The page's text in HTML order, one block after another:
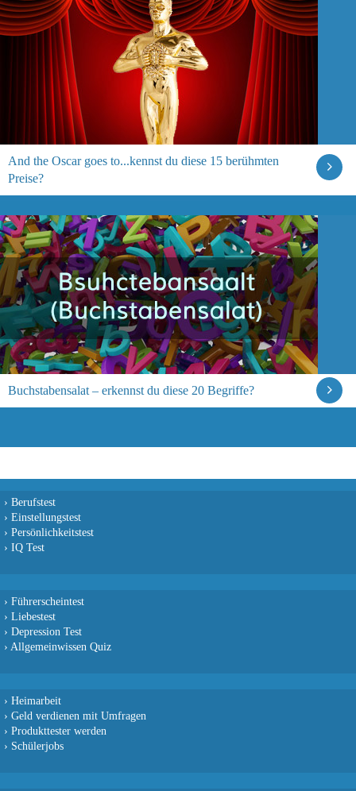
And the Oscar goes to...kennst du diese 15 berühmten
Preise?
Buchstabensalat – erkennst du diese 20 Begriffe?
› Berufstest
› Einstellungstest
› Persönlichkeitstest
› IQ Test
› Führerscheintest
› Liebestest
› Depression Test
› Allgemeinwissen Quiz
› Heimarbeit
› Geld verdienen mit Umfragen
› Produkttester werden
› Schülerjobs